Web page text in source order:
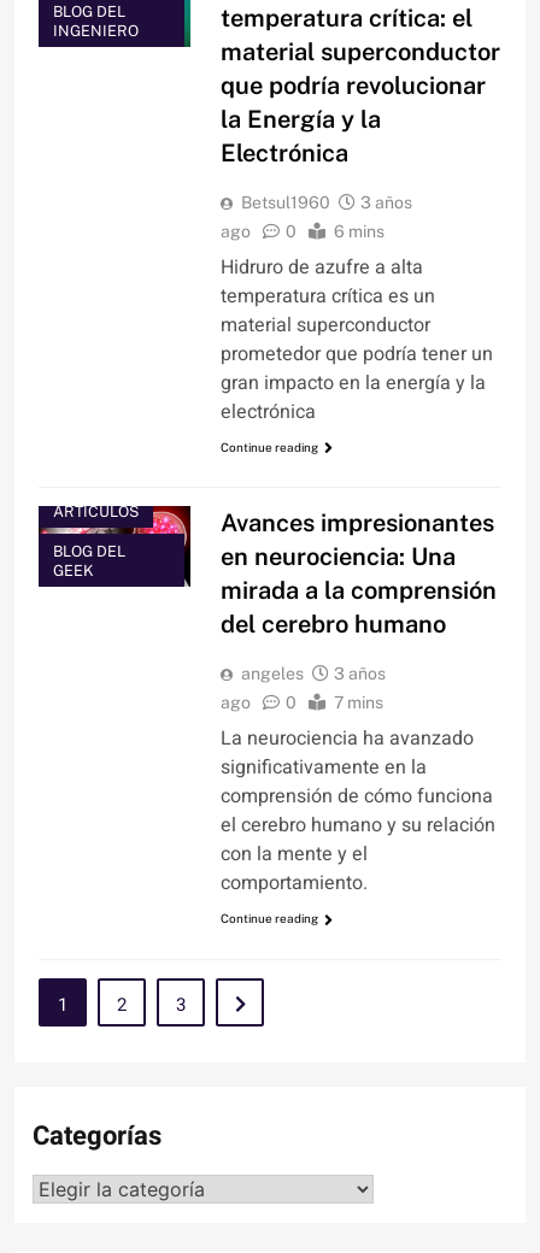
BLOG DEL
INGENIERO
temperatura crítica: el
material superconductor
que podría revolucionar
la Energía y la
Electrónica
Betsul1960
3 años
ago
0 6 mins
Hidruro de azufre a alta
temperatura crítica es un
material superconductor
prometedor que podría tener un
gran impacto en la energía y la
electrónica
Continue reading
ARTÍCULOS
BLOG DEL
GEEK
Avances impresionantes
en neurociencia: Una
mirada a la comprensión
del cerebro humano
angeles
3 años
ago
0 7 mins
La neurociencia ha avanzado
significativamente en la
comprensión de cómo funciona
el cerebro humano y su relación
con la mente y el
comportamiento.
Continue reading
1 2 3
Categorías
Categorías